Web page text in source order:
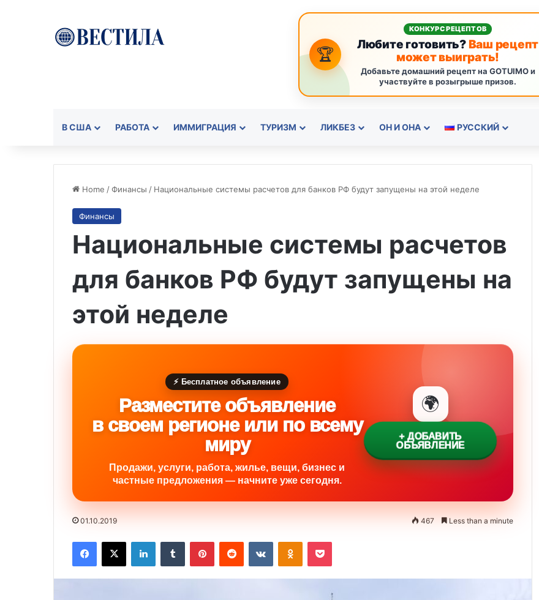
🏆
КОНКУРС РЕЦЕПТОВ
Любите готовить?Ваш рецепт
может выиграть!
Добавьте домашний рецепт на GOTUIMO и
участвуйте в розыгрыше призов.
В США РАБОТА ИММИГРАЦИЯ ТУРИЗМ ЛИКБЕЗ ОН И ОНА РУССКИЙ
Home /Финансы / Национальные системы расчетов для банков РФ будут запущены на этой неделе
Финансы
Национальные системы расчетов
для банков РФ будут запущены на
этой неделе
⚡ Бесплатное объявление
Разместите объявление
в своем регионе или по всему
миру
Продажи, услуги, работа, жилье, вещи, бизнес и
частные предложения — начните уже сегодня.
🌍
+ ДОБАВИТЬ
ОБЪЯВЛЕНИЕ
01.10.2019 467 Less than a minute